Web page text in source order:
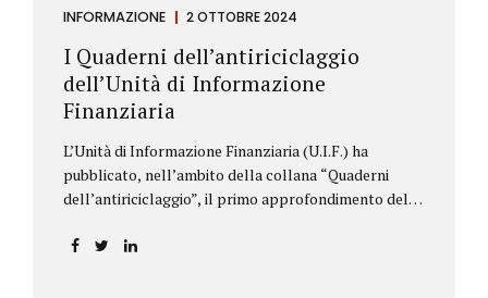
INFORMAZIONE 2 OTTOBRE 2024
I Quaderni dell’antiriciclaggio
dell’Unità di Informazione
Finanziaria
L’Unità di Informazione Finanziaria (U.I.F.) ha
pubblicato, nell’ambito della collana “Quaderni
dell’antiriciclaggio”, il primo approfondimento del
aggiornamenti della normativa e della